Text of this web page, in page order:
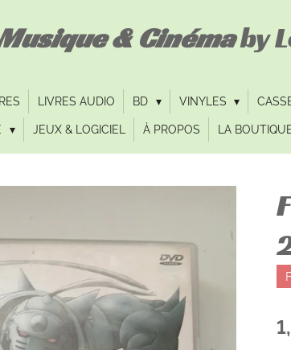
& Cinémaby
LIVRES AUDIO BD VINYLES
JEUX & LOGICIEL À PROPOS LA